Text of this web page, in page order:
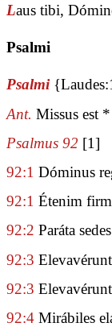
Laus tibi,
Psalmi
Psalmi
Ant. Missus est
Psalmus 92 [1]
92:1 Dóminus
92:1 Étenim
92:2 Paráta
92:3
92:3
92:4 Mirábiles